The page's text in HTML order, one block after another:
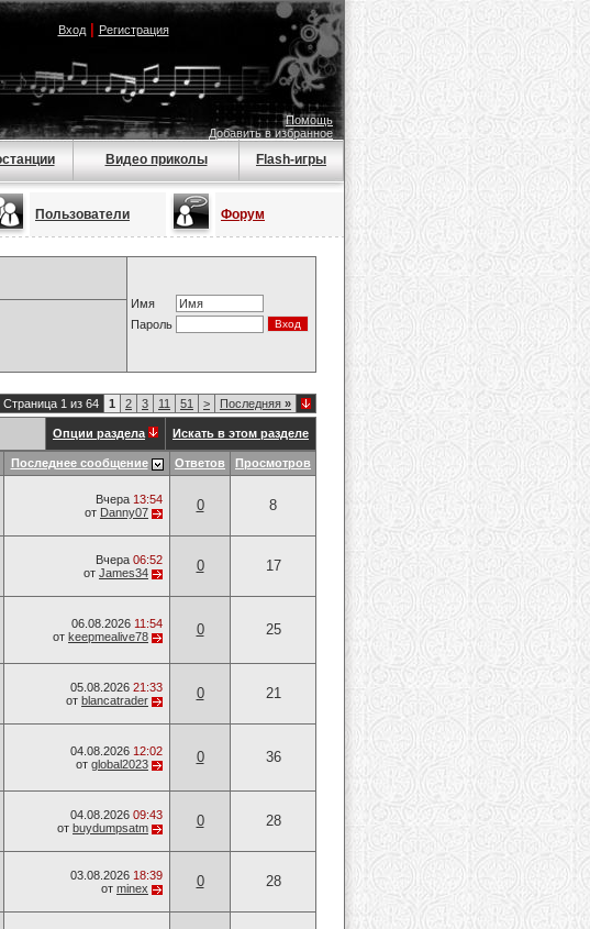
Вход| Регистрация
Помощь
Добавить в избранное
Видео приколы Flash-игры
Пользователи Форум
Имя
Пароль
Страница 1 из 64 1 2 3 11 51 > Последняя »
Опции раздела Искать в этом разделе
Последнее сообщение Ответов Просмотров
Вчера 13:54
от Danny07 0 8
Вчера 06:52
от James34 0 17
06.08.2026 11:54
от keepmealive78 0 25
05.08.2026 21:33
от blancatrader 0 21
04.08.2026 12:02
от global2023 0 36
04.08.2026 09:43
от buydumpsatm 0 28
03.08.2026 18:39
от minex 0 28